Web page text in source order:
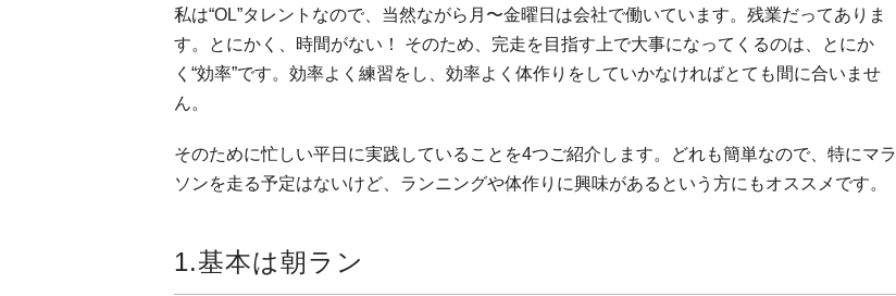
私は“OL”タレントなので、当然ながら月〜金曜日は会社で働いています。残業だってありま
す。とにかく、時間がない！ そのため、完走を目指す上で大事になってくるのは、とにか
く“効率”です。効率よく練習をし、効率よく体作りをしていかなければとても間に合いませ
ん。
そのために忙しい平日に実践していることを4つご紹介します。どれも簡単なので、特にマラ
ソンを走る予定はないけど、ランニングや体作りに興味があるという方にもオススメです。
1.基本は朝ラン